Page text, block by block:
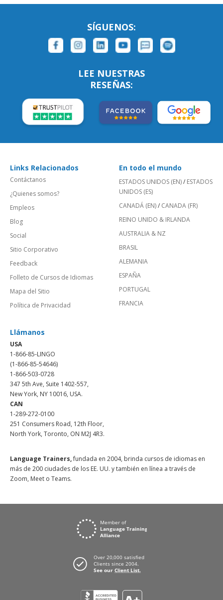
SÍGUENOS:
LEE NUESTRAS
RESEÑAS:
Links Relacionados
Contáctanos
¿Quienes somos?
Empleos
Blog
Social
Sitio Corporativo
Feedback
Folleto de Cursos de Idiomas
Mapa del Sitio
Política de Privacidad
En todo el mundo
ESTADOS UNIDOS (EN)/ ESTADOS
UNIDOS (ES)
CANADÁ (EN)/ CANADA (FR)
REINO UNIDO & IRLANDA
AUSTRALIA & NZ
BRASIL
ALEMANIA
ESPAÑA
PORTUGAL
FRANCIA
Llámanos
USA
1-866-85-LINGO
(1-866-85-54646)
1-866-503-0728
347 5th Ave, Suite 1402-557,
New York, NY 10016, USA.
CAN
1-289-272-0100
251 Consumers Road, 12th Floor,
North York, Toronto, ON M2J 4R3.
Language Trainers,fundada en 2004, brinda cursos de idiomas en
más de 200 ciudades de los EE. UU. y también en línea a través de
Zoom, Meet o Teams.